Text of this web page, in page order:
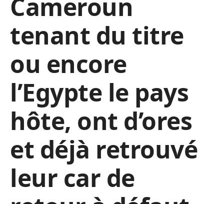
Cameroun
tenant du titre
ou encore
l’Egypte le pays
hôte, ont d’ores
et déjà retrouvé
leur car de